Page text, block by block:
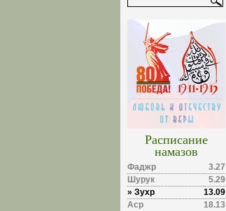
Расписание
намазов
Фаджр
3.27
Шурук
5.29
» Зухр
13.09
Аср
18.13